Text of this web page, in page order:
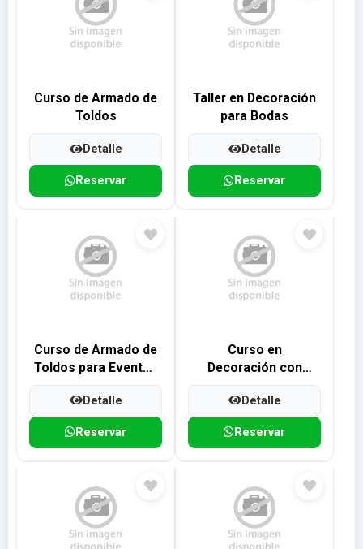
Curso de Armado de
Toldos
Detalle
Reservar
Taller en Decoración
para Bodas
Detalle
Reservar
Curso de Armado de
Toldos para Eventos
Meses
Detalle
Reservar
Curso en
Decoración con
2 Meses
Detalle
Reservar